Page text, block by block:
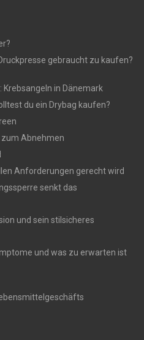
gebraucht zu kaufen?
Krebsangeln in Dänemark
du ein Drybag kaufen?
zum Abnehmen
Anforderungen gerecht wird
senkt das
und sein stilsicheres
und was zu erwarten ist